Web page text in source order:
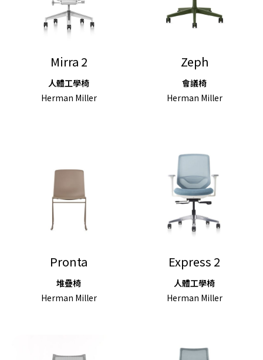
Mirra 2
人體工學椅
Herman Miller
Zeph
會議椅
Herman Miller
Pronta
堆疊椅
Herman Miller
Express 2
人體工學椅
Herman Miller